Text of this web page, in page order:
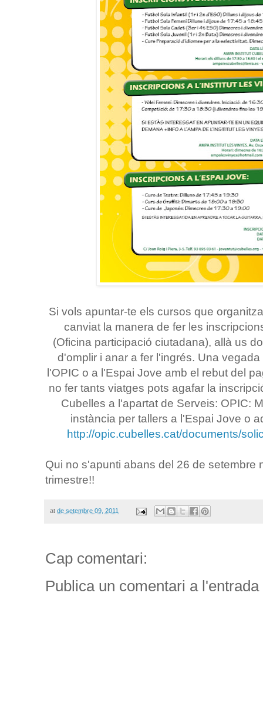
Si vols apuntar-te els cursos que
canviat la manera de fer les
(Oficina participació ciutadana), allà us
d'omplir i anar a fer l'ingrés. Una
l'OPIC o a l'Espai Jove amb el rebut del
no fer tants viatges pots agafar la
Cubelles a l'apartat de Serveis: OPIC:
instància per tallers a l'Espai Jove o
http://opic.cubelles.cat/documents/
Qui no s'apunti abans del 26 de setembre
trimestre!!
at de setembre 09, 2011
Cap comentari:
Publica un comentari a l'entrada